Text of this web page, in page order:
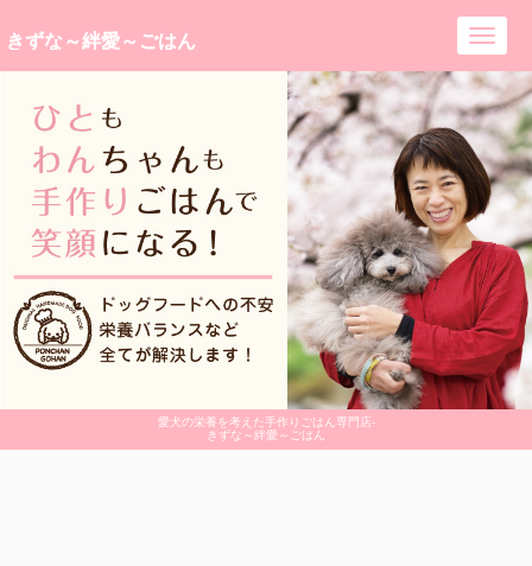
愛犬の栄養を考えた手作りごはん専門店-
きずな～絆愛～ごはん
きずな～絆愛～ごはん